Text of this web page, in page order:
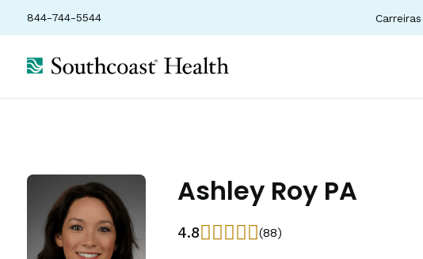
844-744-5544 Carreiras
Ashley Roy PA
4.8 (88)
LocalizaçõesSegurosClassificações